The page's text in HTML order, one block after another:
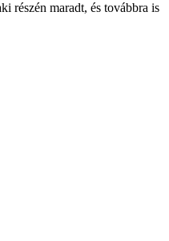
részén maradt, és továbbra is